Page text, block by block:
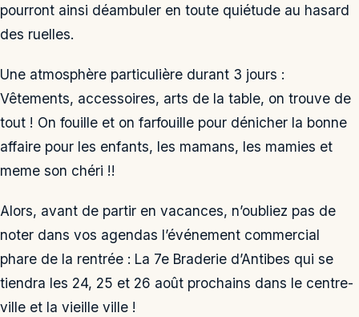
pourront ainsi déambuler en toute quiétude au hasard
des ruelles.
Une atmosphère particulière durant 3 jours :
Vêtements, accessoires, arts de la table, on trouve de
tout ! On fouille et on farfouille pour dénicher la bonne
affaire pour les enfants, les mamans, les mamies et
meme son chéri !!
Alors, avant de partir en vacances, n’oubliez pas de
noter dans vos agendas l’événement commercial
phare de la rentrée : La 7e Braderie d’Antibes qui se
tiendra les 24, 25 et 26 août prochains dans le centre-
ville et la vieille ville !